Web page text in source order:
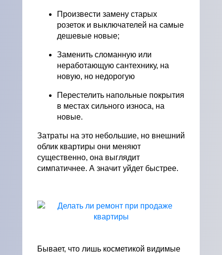
Произвести замену старых
розеток и выключателей на самые
дешевые новые;
Заменить сломанную или
неработающую сантехнику, на
новую, но недорогую
Перестелить напольные покрытия
в местах сильного износа, на
новые.
Затраты на это небольшие, но внешний
облик квартиры они меняют
существенно, она выглядит
симпатичнее. А значит уйдет быстрее.
Бывает, что лишь косметикой видимые